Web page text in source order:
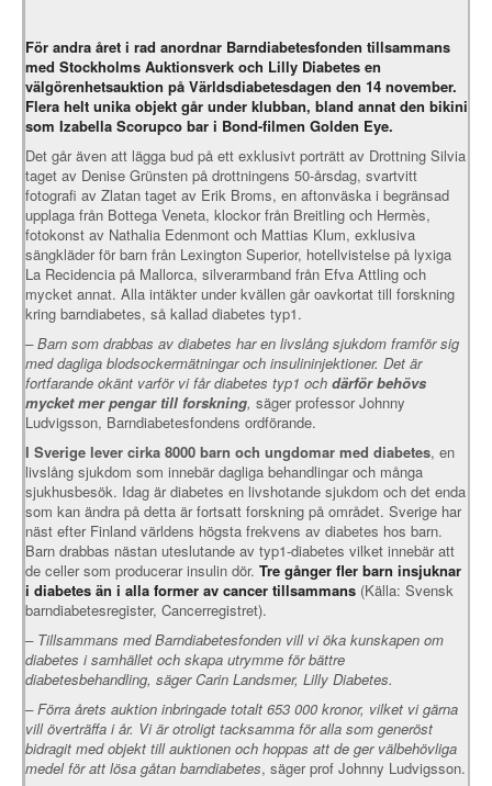
För andra året i rad anordnar Barndiabetesfonden tillsammans
med Stockholms Auktionsverk och Lilly Diabetes en
välgörenhetsauktion på Världsdiabetesdagen den 14 november.
Flera helt unika objekt går under klubban, bland annat den bikini
som Izabella Scorupco bar i Bond-filmen Golden Eye.
Det går även att lägga bud på ett exklusivt porträtt av Drottning Silvia
taget av Denise Grünsten på drottningens 50-årsdag, svartvitt
fotografi av Zlatan taget av Erik Broms, en aftonväska i begränsad
upplaga från Bottega Veneta, klockor från Breitling och Hermès,
fotokonst av Nathalia Edenmont och Mattias Klum, exklusiva
sängkläder för barn från Lexington Superior, hotellvistelse på lyxiga
La Recidencia på Mallorca, silverarmband från Efva Attling och
mycket annat. Alla intäkter under kvällen går oavkortat till forskning
kring barndiabetes, så kallad diabetes typ1.
– Barn som drabbas av diabetes har en livslång sjukdom framför sig
med dagliga blodsockermätningar och insulininjektioner. Det är
fortfarande okänt varför vi får diabetes typ1 och därför behövs
mycket mer pengar till forskning, säger professor Johnny
Ludvigsson, Barndiabetesfondens ordförande.
I Sverige lever cirka 8000 barn och ungdomar med diabetes, en
livslång sjukdom som innebär dagliga behandlingar och många
sjukhusbesök. Idag är diabetes en livshotande sjukdom och det enda
som kan ändra på detta är fortsatt forskning på området. Sverige har
näst efter Finland världens högsta frekvens av diabetes hos barn.
Barn drabbas nästan uteslutande av typ1-diabetes vilket innebär att
de celler som producerar insulin dör. Tre gånger fler barn insjuknar
i diabetes än i alla former av cancer tillsammans (Källa: Svensk
barndiabetesregister, Cancerregistret).
– Tillsammans med Barndiabetesfonden vill vi öka kunskapen om
diabetes i samhället och skapa utrymme för bättre
diabetesbehandling, säger Carin Landsmer, Lilly Diabetes.
– Förra årets auktion inbringade totalt 653 000 kronor, vilket vi gärna
vill överträffa i år. Vi är otroligt tacksamma för alla som generöst
bidragit med objekt till auktionen och hoppas att de ger välbehövliga
medel för att lösa gåtan barndiabetes, säger prof Johnny Ludvigsson.